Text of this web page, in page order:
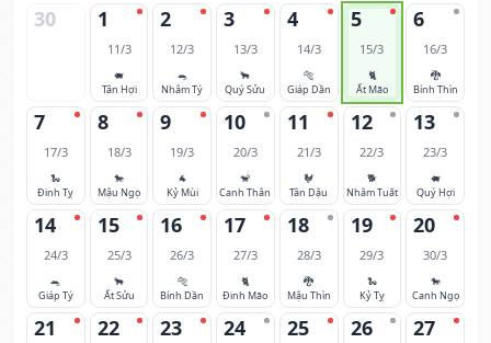
30 1
11/3
🐖
Tân Hợi
2
12/3
🐀
Nhâm Tý
3
13/3
🐂
Quý Sửu
4
14/3
🐅
Giáp Dần
5
15/3
🐈
Ất Mão
6
16/3
🐉
Bính Thìn
7
17/3
🐍
Đinh Tỵ
8
18/3
🐎
Mậu Ngọ
9
19/3
🐐
Kỷ Mùi
10
20/3
🐒
Canh Thân
11
21/3
🐓
Tân Dậu
12
22/3
🐕
Nhâm Tuất
13
23/3
🐖
Quý Hợi
14
24/3
🐀
Giáp Tý
15
25/3
🐂
Ất Sửu
16
26/3
🐅
Bính Dần
17
27/3
🐈
Đinh Mão
18
28/3
🐉
Mậu Thìn
19
29/3
🐍
Kỷ Tỵ
20
30/3
🐎
Canh Ngọ
21 22 23 24 25 26 27